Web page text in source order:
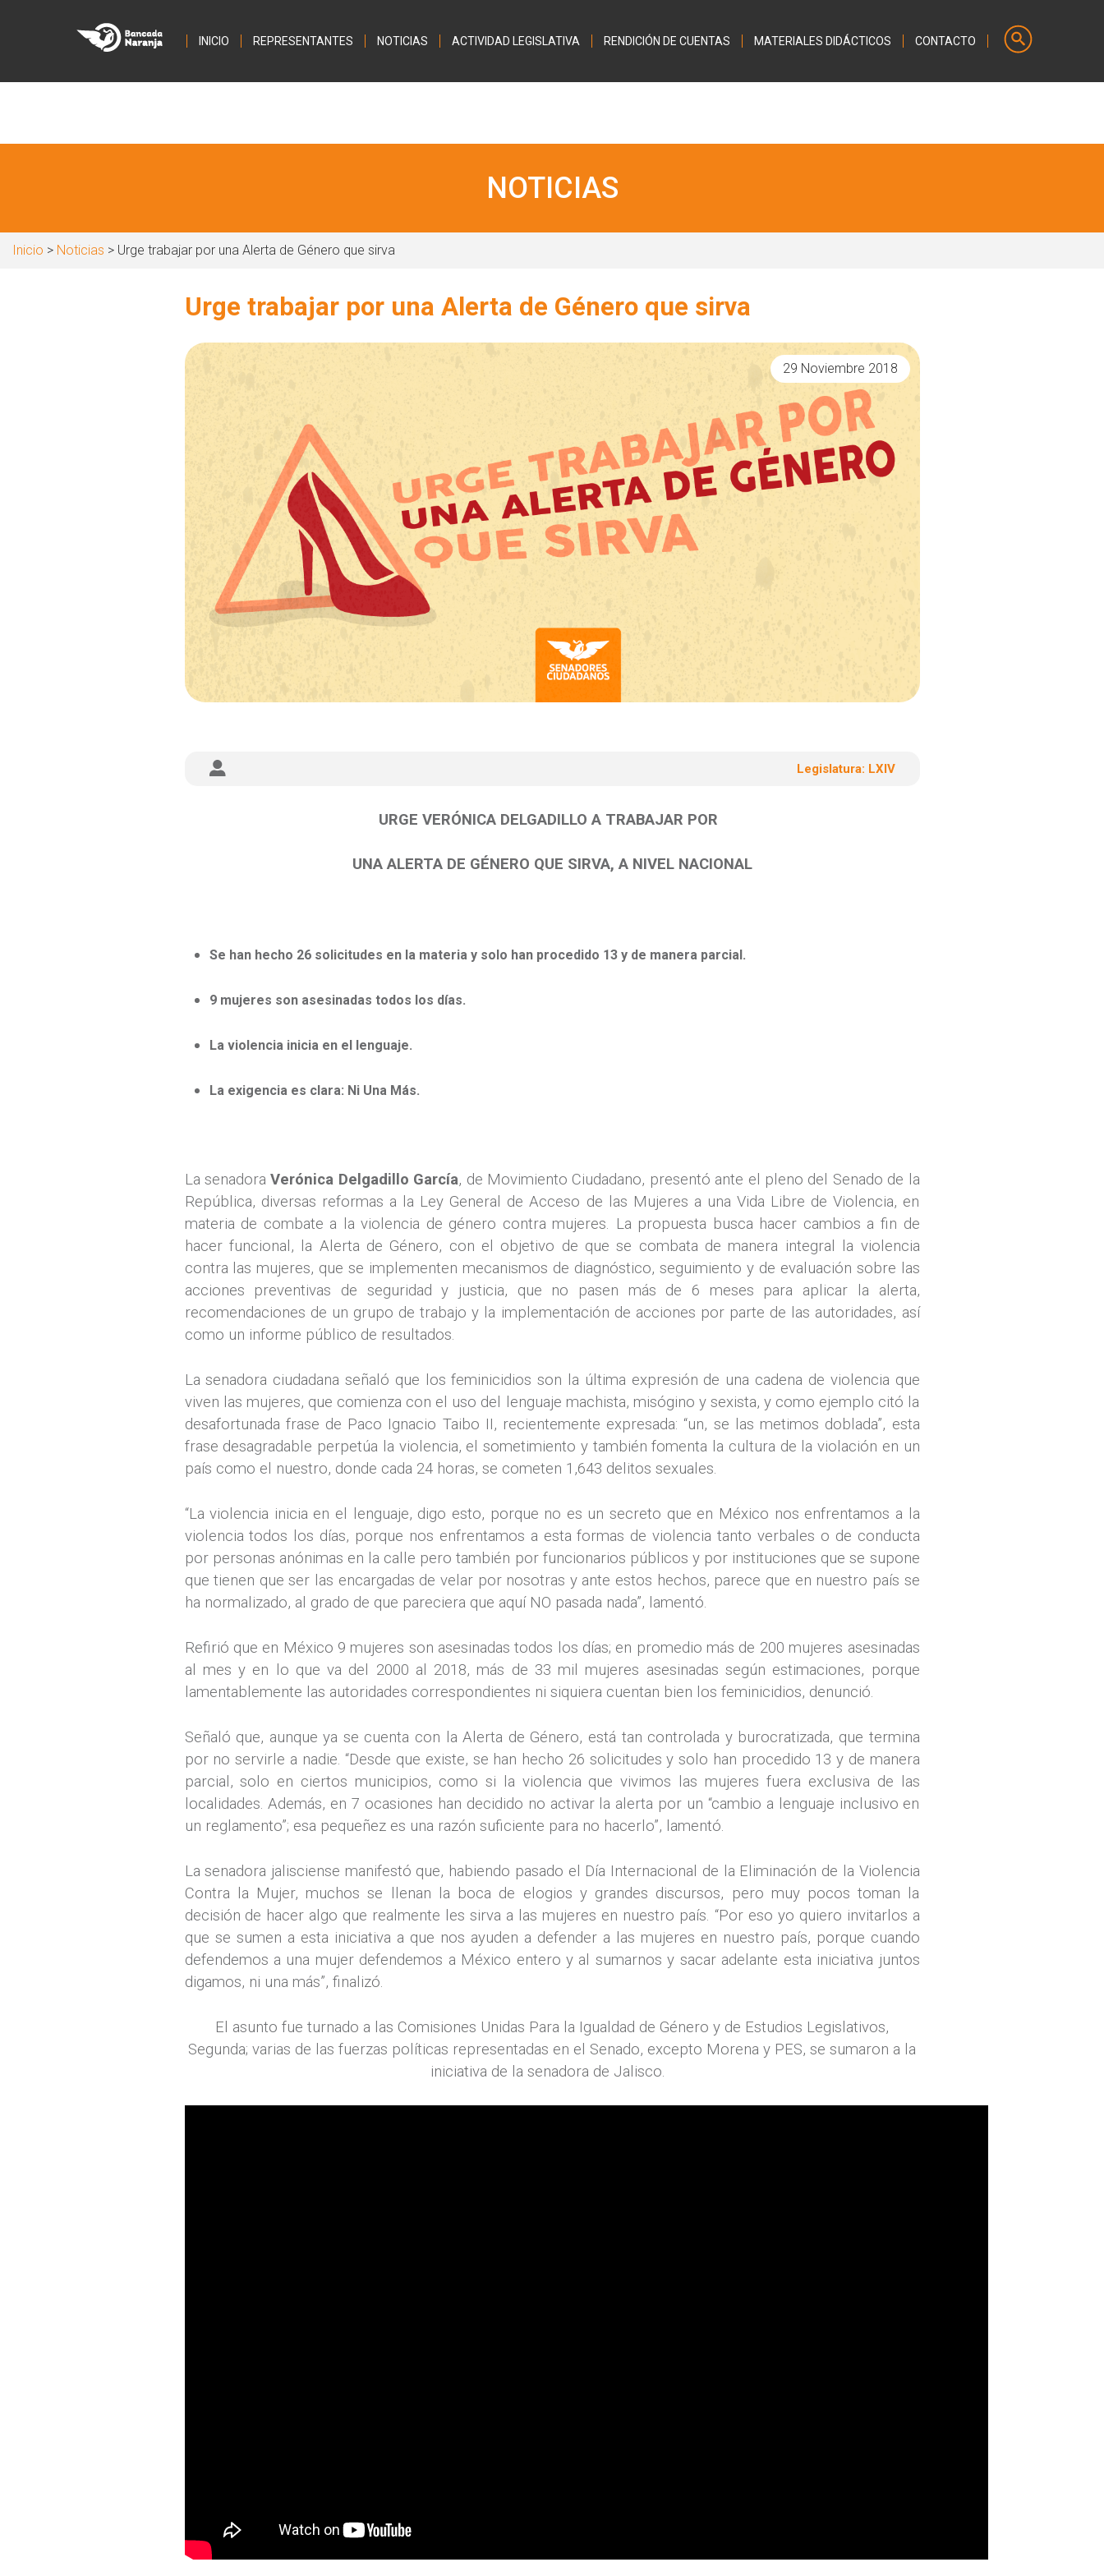
INICIO REPRESENTANTES NOTICIAS ACTIVIDAD LEGISLATIVA RENDICIÓN DE CUENTAS MATERIALES DIDÁCTICOS CONTACTO
NOTICIAS
Inicio > Noticias > Urge trabajar por una Alerta de Género que sirva
Urge trabajar por una Alerta de Género que sirva
29 Noviembre 2018
Legislatura: LXIV
URGE VERÓNICA DELGADILLO A TRABAJAR POR
UNA ALERTA DE GÉNERO QUE SIRVA, A NIVEL NACIONAL
Se han hecho 26 solicitudes en la materia y solo han procedido 13 y de manera parcial.
9 mujeres son asesinadas todos los días.
La violencia inicia en el lenguaje.
La exigencia es clara: Ni Una Más.
La senadoraVerónica Delgadillo García, de Movimiento Ciudadano, presentó ante el pleno del Senado de la
República, diversas reformas a la Ley General de Acceso de las Mujeres a una Vida Libre de Violencia, en
materia de combate a la violencia de género contra mujeres. La propuesta busca hacer cambios a fin de
hacer funcional, la Alerta de Género, con el objetivo de que se combata de manera integral la violencia
contra las mujeres, que se implementen mecanismos de diagnóstico, seguimiento y de evaluación sobre las
acciones preventivas de seguridad y justicia, que no pasen más de 6 meses para aplicar la alerta,
recomendaciones de un grupo de trabajo y la implementación de acciones por parte de las autoridades, así
como un informe público de resultados.
La senadora ciudadana señaló que los feminicidios son la última expresión de una cadena de violencia que
viven las mujeres, que comienza con el uso del lenguaje machista, misógino y sexista, y como ejemplo citó la
desafortunada frase de Paco Ignacio Taibo II, recientemente expresada: “un, se las metimos doblada”, esta
frase desagradable perpetúa la violencia, el sometimiento y también fomenta la cultura de la violación en un
país como el nuestro, donde cada 24 horas, se cometen 1,643 delitos sexuales.
“La violencia inicia en el lenguaje, digo esto, porque no es un secreto que en México nos enfrentamos a la
violencia todos los días, porque nos enfrentamos a esta formas de violencia tanto verbales o de conducta
por personas anónimas en la calle pero también por funcionarios públicos y por instituciones que se supone
que tienen que ser las encargadas de velar por nosotras y ante estos hechos, parece que en nuestro país se
ha normalizado, al grado de que pareciera que aquí NO pasada nada”, lamentó.
Refirió que en México 9 mujeres son asesinadas todos los días; en promedio más de 200 mujeres asesinadas
al mes y en lo que va del 2000 al 2018, más de 33 mil mujeres asesinadas según estimaciones, porque
lamentablemente las autoridades correspondientes ni siquiera cuentan bien los feminicidios, denunció.
Señaló que, aunque ya se cuenta con la Alerta de Género, está tan controlada y burocratizada, que termina
por no servirle a nadie. “Desde que existe, se han hecho 26 solicitudes y solo han procedido 13 y de manera
parcial, solo en ciertos municipios, como si la violencia que vivimos las mujeres fuera exclusiva de las
localidades. Además, en 7 ocasiones han decidido no activar la alerta por un “cambio a lenguaje inclusivo en
un reglamento”; esa pequeñez es una razón suficiente para no hacerlo”, lamentó.
La senadora jalisciense manifestó que, habiendo pasado el Día Internacional de la Eliminación de la Violencia
Contra la Mujer, muchos se llenan la boca de elogios y grandes discursos, pero muy pocos toman la
decisión de hacer algo que realmente les sirva a las mujeres en nuestro país. “Por eso yo quiero invitarlos a
que se sumen a esta iniciativa a que nos ayuden a defender a las mujeres en nuestro país, porque cuando
defendemos a una mujer defendemos a México entero y al sumarnos y sacar adelante esta iniciativa juntos
digamos, ni una más”, finalizó.
El asunto fue turnado a las Comisiones Unidas Para la Igualdad de Género y de Estudios Legislativos,
Segunda; varias de las fuerzas políticas representadas en el Senado, excepto Morena y PES, se sumaron a la
iniciativa de la senadora de Jalisco.